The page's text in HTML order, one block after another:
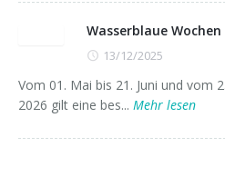
Wasserblaue
13/12/2025
Vom 01. Mai bis 21. Juni und vom
2026 gilt eine bes... Mehr lesen